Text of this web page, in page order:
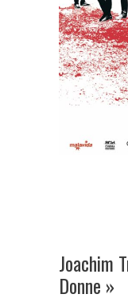
Joachim
Donne »